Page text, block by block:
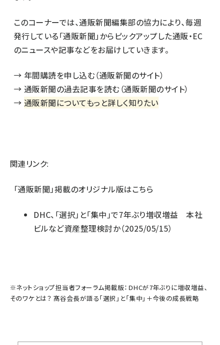
このコーナーでは、通販新聞編集部の協力により、毎週
発行している「通販新聞」からピックアップした通販・EC
のニュースや記事などをお届けしていきます。
→ 年間購読を申し込む（通販新聞のサイト）
→ 通販新聞の過去記事を読む（通販新聞のサイト）
→ 通販新聞についてもっと詳しく知りたい
関連リンク:
「通販新聞」掲載のオリジナル版はこちら
DHC、「選択」と「集中」で7年ぶり増収増益 本社
ビルなど資産整理検討か（2025/05/15）
※ネットショップ担当者フォーラム掲載版： DHCが7年ぶりに増収増益、
そのワケとは？ 髙谷会長が語る「選択」と「集中」＋今後の成長戦略